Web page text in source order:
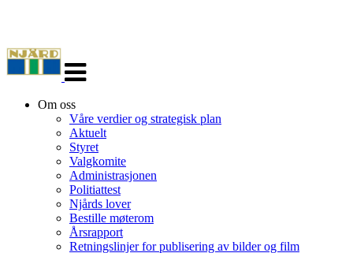
navigasjon
Om oss
Våre verdier og strategisk plan
Aktuelt
Styret
Valgkomite
Administrasjonen
Politiattest
Njårds lover
Bestille møterom
Årsrapport
Retningslinjer for publisering av bilder og film